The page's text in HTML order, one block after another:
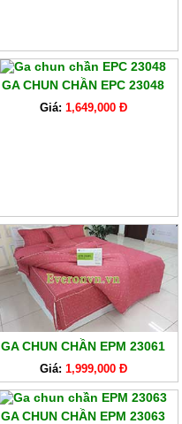
GA CHUN CHẦN EPC 23048
Giá: 1,649,000 Đ
GA CHUN CHẦN EPM 23061
Giá: 1,999,000 Đ
GA CHUN CHẦN EPM 23063